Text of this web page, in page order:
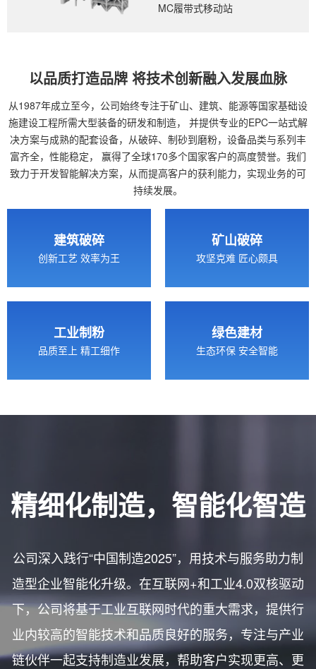
MC履带式移动站
以品质打造品牌 将技术创新融入发展血脉
从1987年成立至今，公司始终专注于矿山、建筑、能源等国家基础设
施建设工程所需大型装备的研发和制造，
并提供专业的EPC一站式解
决方案与成熟的配套设备，从破碎、制砂到磨粉，设备品类与系列丰
富齐全，性能稳定，
赢得了全球170多个国家客户的高度赞誉。我们
致力于开发智能解决方案，从而提高客户的获利能力，实现业务的可
持续发展。
建筑破碎
创新工艺 效率为王
矿山破碎
攻坚克难 匠心颇具
工业制粉
品质至上 精工细作
绿色建材
生态环保 安全智能
精细化制造，智能化智造
公司深入践行“中国制造2025”，用技术与服务助力制
造型企业智能化升级。在互联网+和工业4.0双核驱动
下，公司将基于工业互联网时代的重大需求，提供行
业内较高的智能技术和品质良好的服务，专注与产业
链伙伴一起支持制造业发展，帮助客户实现更高、更